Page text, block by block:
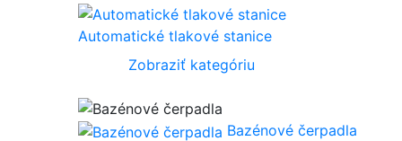
Automatické tlakové stanice
Zobraziť kategóriu
Bazénové čerpadla